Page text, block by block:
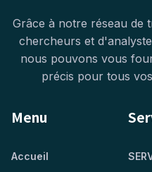
Grâce à notre réseau de
chercheurs et
nous pouvons vous
précis pour tous
Menu
Accueil